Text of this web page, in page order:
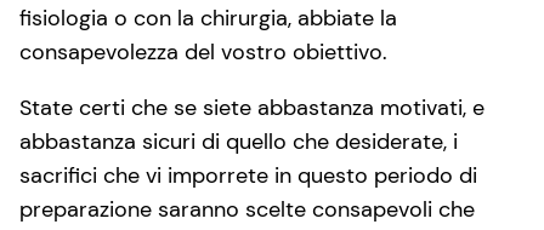
fisiologia o con la chirurgia, abbiate la
consapevolezza del vostro obiettivo.
State certi che se siete abbastanza motivati, e
abbastanza sicuri di quello che desiderate, i
sacrifici che vi imporrete in questo periodo di
preparazione saranno scelte consapevoli che